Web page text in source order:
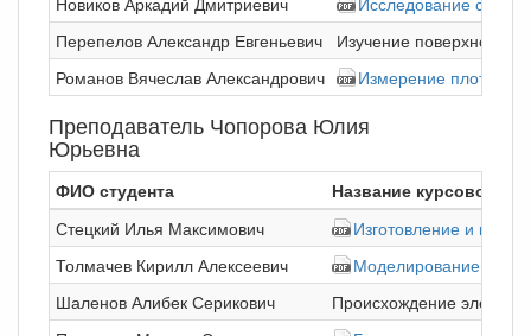
Перепелов Александр Евгеньевич
Изучение
Романов Вячеслав Александрович
Измерение
Преподаватель Чопорова Юлия
Юрьевна
ФИО студента
Название курсовой
Стецкий Илья Максимович
Изготовление и
Толмачев Кирилл Алексеевич
Моделирование и
Шаленов Алибек Серикович
Происхождение